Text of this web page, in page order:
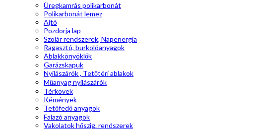
Üregkamrás polikarbonát
Polikarbonát lemez
Ajtó
Pozdorja lap
Szolár rendszerek, Napenergia
Ragasztó, burkolóanyagok
Ablakkönyöklők
Garázskapuk
Nyílászárók , Tetőtéri ablakok
Műanyag nyílászárók
Térkövek
Kémények
Tetőfedő anyagok
Falazó anyagok
Vakolatok hőszig. rendszerek